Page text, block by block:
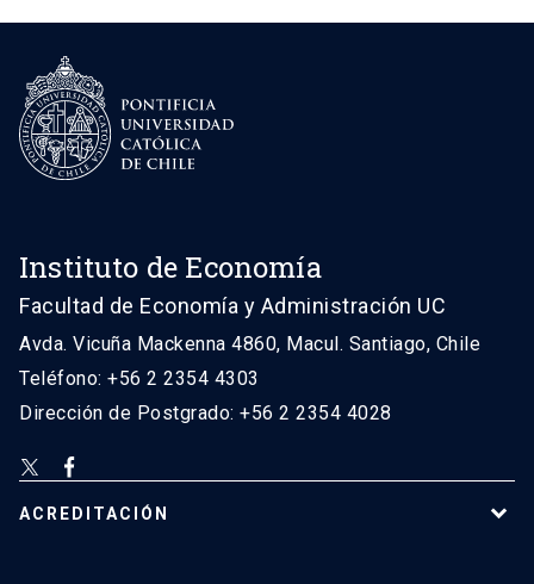
Instituto de Economía
Facultad de Economía y Administración UC
Avda. Vicuña Mackenna 4860, Macul. Santiago, Chile
Teléfono: +56 2 2354 4303
Dirección de Postgrado: +56 2 2354 4028
ACREDITACIÓN